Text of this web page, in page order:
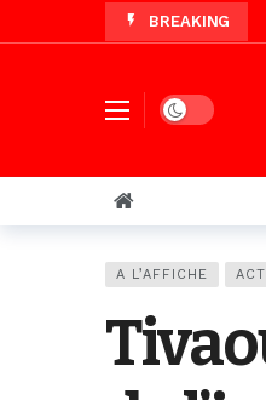
BREAKING
Dark mode
A L’AFFICHE